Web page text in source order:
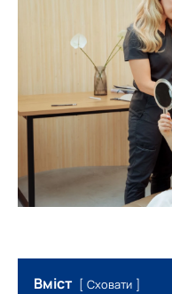
Вміст Сховати